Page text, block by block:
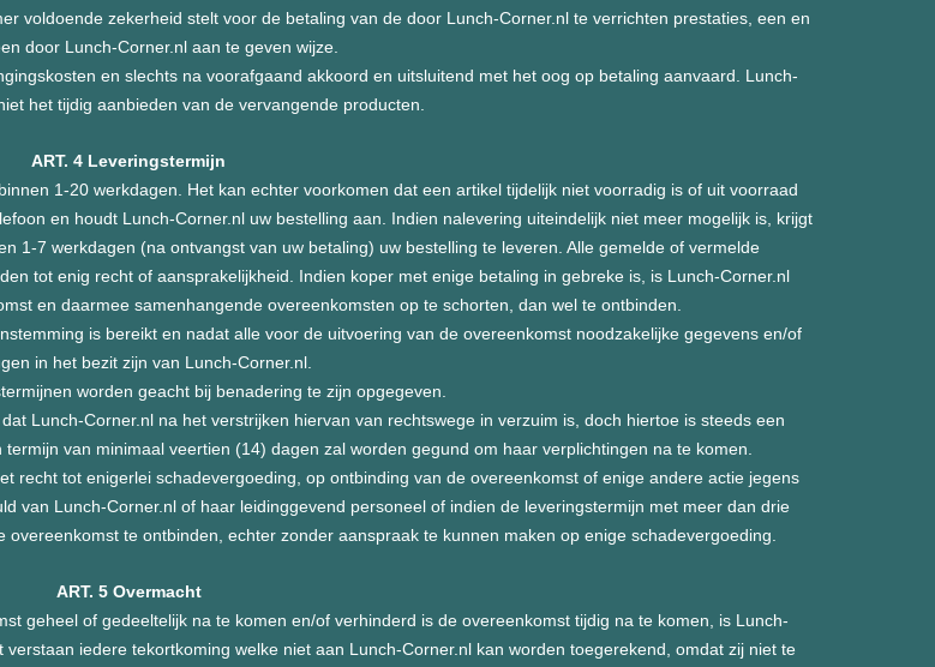
voldoende zekerheid stelt voor de betaling van de door Lunch-Corner.nl te verrichten prestaties, een en
door Lunch-Corner.nl aan te geven wijze.
en slechts na voorafgaand akkoord en uitsluitend met het oog op betaling aanvaard. Lunch-
het tijdig aanbieden van de vervangende producten.
ART. 4 Leveringstermijn
1-20 werkdagen. Het kan echter voorkomen dat een artikel tijdelijk niet voorradig is of uit voorraad
en houdt Lunch-Corner.nl uw bestelling aan. Indien nalevering uiteindelijk niet meer mogelijk is, krijgt
1-7 werkdagen (na ontvangst van uw betaling) uw bestelling te leveren. Alle gemelde of vermelde
tot enig recht of aansprakelijkheid. Indien koper met enige betaling in gebreke is, is Lunch-Corner.nl
en daarmee samenhangende overeenkomsten op te schorten, dan wel te ontbinden.
is bereikt en nadat alle voor de uitvoering van de overeenkomst noodzakelijke gegevens en/of
in het bezit zijn van Lunch-Corner.nl.
worden geacht bij benadering te zijn opgegeven.
Lunch-Corner.nl na het verstrijken hiervan van rechtswege in verzuim is, doch hiertoe is steeds een
van minimaal veertien (14) dagen zal worden gegund om haar verplichtingen na te komen.
recht tot enigerlei schadevergoeding, op ontbinding van de overeenkomst of enige andere actie jegens
van Lunch-Corner.nl of haar leidinggevend personeel of indien de leveringstermijn met meer dan drie
te ontbinden, echter zonder aanspraak te kunnen maken op enige schadevergoeding.
ART. 5 Overmacht
geheel of gedeeltelijk na te komen en/of verhinderd is de overeenkomst tijdig na te komen, is Lunch-
iedere tekortkoming welke niet aan Lunch-Corner.nl kan worden toegerekend, omdat zij niet te